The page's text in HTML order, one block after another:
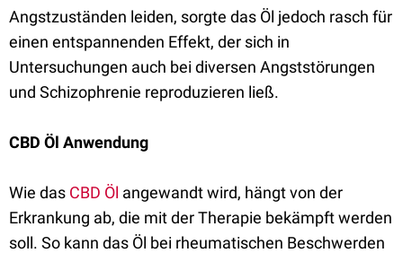
Angstzuständen leiden, sorgte das Öl jedoch rasch für
einen entspannenden Effekt, der sich in
Untersuchungen auch bei diversen Angststörungen
und Schizophrenie reproduzieren ließ.
CBD Öl Anwendung
Wie das CBD Öl angewandt wird, hängt von der
Erkrankung ab, die mit der Therapie bekämpft werden
soll. So kann das Öl bei rheumatischen Beschwerden